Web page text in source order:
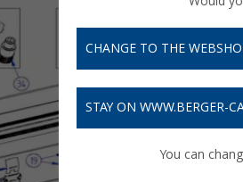
CHANGE TO THE
STAY ON WWW.BERGER-
You can